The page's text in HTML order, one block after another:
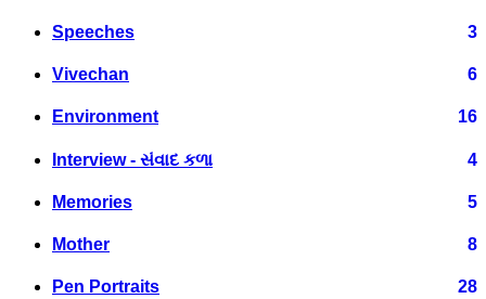
Speeches 3
Vivechan 6
Environment 16
Interview - સંવાદ કળા 4
Memories 5
Mother 8
Pen Portraits 28